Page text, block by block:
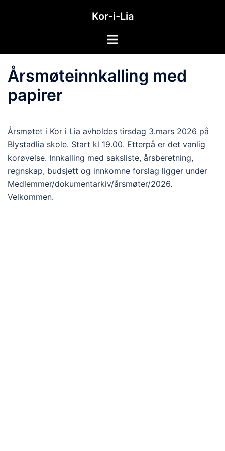
Kor-i-Lia
Toggle
Årsmøteinnkalling med
papirer
Årsmøtet i Kor i Lia avholdes tirsdag 3.mars 2026 på
Blystadlia skole. Start kl 19.00. Etterpå er det vanlig
korøvelse. Innkalling med saksliste, årsberetning,
regnskap, budsjett og innkomne forslag ligger under
Medlemmer/dokumentarkiv/årsmøter/2026.
Velkommen.